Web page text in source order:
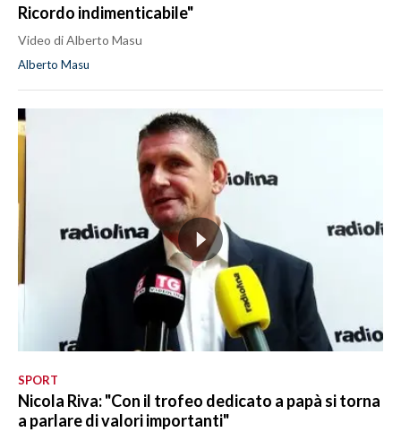
Ricordo indimenticabile"
Video di Alberto Masu
Alberto Masu
SPORT
Nicola Riva: "Con il trofeo dedicato a papà si torna
a parlare di valori importanti"